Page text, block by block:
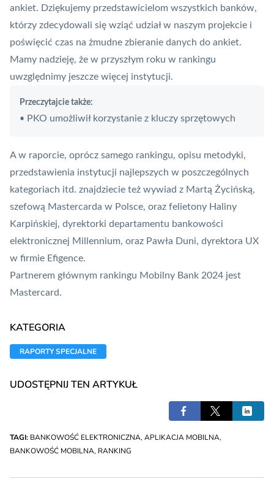
ankiet. Dziękujemy przedstawicielom wszystkich banków,
którzy zdecydowali się wziąć udział w naszym projekcie i
poświęcić czas na żmudne zbieranie danych do ankiet.
Mamy nadzieję, że w przyszłym roku w rankingu
uwzględnimy jeszcze więcej instytucji.
Przeczytajcie także:
• PKO umożliwił korzystanie z kluczy sprzętowych
A w raporcie, oprócz samego rankingu, opisu metodyki,
przedstawienia instytucji najlepszych w poszczególnych
kategoriach itd. znajdziecie też wywiad z Martą Życińską,
szefową Mastercarda w Polsce, oraz felietony Haliny
Karpińskiej, dyrektorki departamentu bankowości
elektronicznej Millennium, oraz Pawła Duni, dyrektora UX
w firmie Efigence.
Partnerem głównym rankingu Mobilny Bank 2024 jest
Mastercard.
KATEGORIA
RAPORTY SPECJALNE
UDOSTĘPNIJ TEN ARTYKUŁ
TAGI: BANKOWOŚĆ ELEKTRONICZNA, APLIKACJA MOBILNA,
BANKOWOŚĆ MOBILNA, RANKING